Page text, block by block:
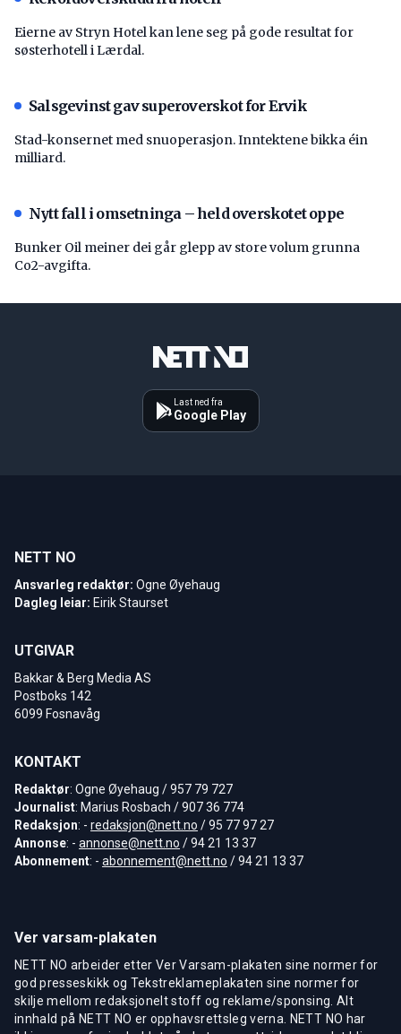
Eierne av Stryn Hotel kan lene seg på gode resultat for
søsterhotell i Lærdal.
Salsgevinst gav superoverskot for Ervik
Stad-konsernet med snuoperasjon. Inntektene bikka éin
milliard.
Nytt fall i omsetninga – held overskotet oppe
Bunker Oil meiner dei går glepp av store volum grunna
Co2-avgifta.
Last ned fra
Google Play
NETT NO
Ansvarleg redaktør: Ogne Øyehaug
Dagleg leiar: Eirik Staurset
UTGIVAR
Bakkar & Berg Media AS
Postboks 142
6099 Fosnavåg
KONTAKT
Redaktør: Ogne Øyehaug / 957 79 727
Journalist: Marius Rosbach / 907 36 774
Redaksjon: - redaksjon@nett.no / 95 77 97 27
Annonse: - annonse@nett.no / 94 21 13 37
Abonnement: - abonnement@nett.no / 94 21 13 37
Ver varsam-plakaten
NETT NO arbeider etter Ver Varsam-plakaten sine normer for
god presseskikk og Tekstreklameplakaten sine normer for
skilje mellom redaksjonelt stoff og reklame/sponsing. Alt
innhald på NETT NO er opphavsrettsleg verna. NETT NO har